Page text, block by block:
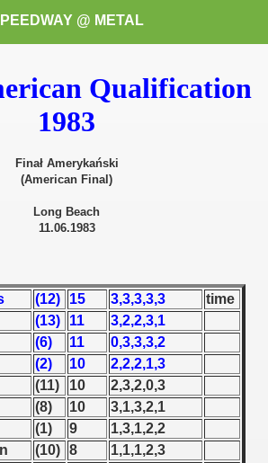
@ METAL
Qualification
1983
Finał Amerykański
(American Final)
Long Beach
11.06.1983
(12) 15 3,3,3,3,3
time
(13) 11
3,2,2,3,1
(6) 11
0,3,3,3,2
(2) 10
2,2,2,1,3
(11) 10
2,3,2,0,3
(8) 10
3,1,3,2,1
(1) 9
1,3,1,2,2
(10) 8
1,1,1,2,3
Speedway Championship)